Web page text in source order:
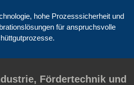
hohe Prozesssicherheit und
für anspruchsvolle
Fördertechnik und